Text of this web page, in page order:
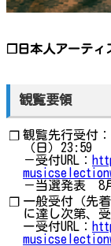
❐日本人アーティ
観覧要領
❐ 観覧先行受付
（日）23:59
－受付URL：
－当選発表 8
❐ 一般受付（先
に達し次第、受
ー受付URL：